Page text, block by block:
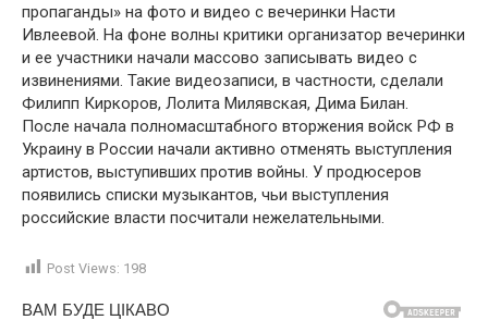
пропаганды» на фото и видео с вечеринки Насти
Ивлеевой. На фоне волны критики организатор вечеринки
и ее участники начали массово записывать видео с
извинениями. Такие видеозаписи, в частности, сделали
Филипп Киркоров, Лолита Милявская, Дима Билан.
После начала полномасштабного вторжения войск РФ в
Украину в России начали активно отменять выступления
артистов, выступивших против войны. У продюсеров
появились списки музыкантов, чьи выступления
российские власти посчитали нежелательными.
Post Views: 198